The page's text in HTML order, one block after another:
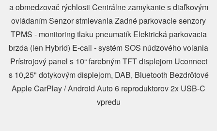
a obmedzovač rýchlosti Centrálne zamykanie s diaľkovým
ovládaním Senzor stmievania Zadné parkovacie senzory
TPMS - monitoring tlaku pneumatík Elektrická parkovacia
brzda (len Hybrid) E-call - systém SOS núdzového volania
Prístrojový panel s 10“ farebným TFT displejom Uconnect
s 10,25" dotykovým displejom, DAB, Bluetooth Bezdrôtové
Apple CarPlay / Android Auto 6 reproduktorov 2x USB-C
vpredu